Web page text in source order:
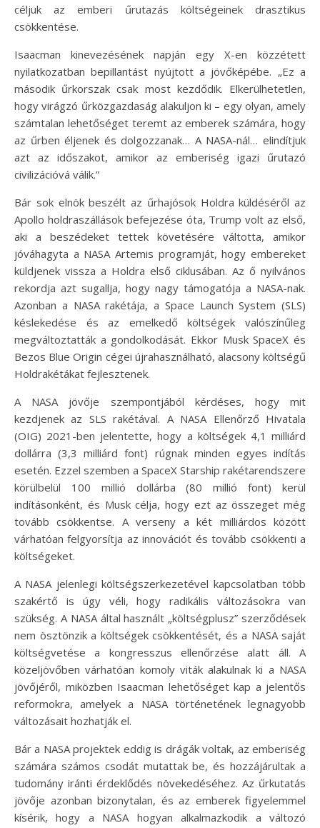
céljuk az emberi űrutazás költségeinek drasztikus
csökkentése.
Isaacman kinevezésének napján egy X-en közzétett
nyilatkozatban bepillantást nyújtott a jövőképébe. „Ez a
második űrkorszak csak most kezdődik. Elkerülhetetlen,
hogy virágzó űrközgazdaság alakuljon ki – egy olyan, amely
számtalan lehetőséget teremt az emberek számára, hogy
az űrben éljenek és dolgozzanak… A NASA-nál… elindítjuk
azt az időszakot, amikor az emberiség igazi űrutazó
civilizációvá válik.”
Bár sok elnök beszélt az űrhajósok Holdra küldéséről az
Apollo holdraszállások befejezése óta, Trump volt az első,
aki a beszédeket tettek követésére váltotta, amikor
jóváhagyta a NASA Artemis programját, hogy embereket
küldjenek vissza a Holdra első ciklusában. Az ő nyilvános
rekordja azt sugallja, hogy nagy támogatója a NASA-nak.
Azonban a NASA rakétája, a Space Launch System (SLS)
késlekedése és az emelkedő költségek valószínűleg
megváltoztatták a gondolkodását. Ekkor Musk SpaceX és
Bezos Blue Origin cégei újrahasználható, alacsony költségű
Holdrakétákat fejlesztenek.
A NASA jövője szempontjából kérdéses, hogy mit
kezdjenek az SLS rakétával. A NASA Ellenőrző Hivatala
(OIG) 2021-ben jelentette, hogy a költségek 4,1 milliárd
dollárra (3,3 milliárd font) rúgnak minden egyes indítás
esetén. Ezzel szemben a SpaceX Starship rakétarendszere
körülbelül 100 millió dollárba (80 millió font) kerül
indításonként, és Musk célja, hogy ezt az összeget még
tovább csökkentse. A verseny a két milliárdos között
várhatóan felgyorsítja az innovációt és tovább csökkenti a
költségeket.
A NASA jelenlegi költségszerkezetével kapcsolatban több
szakértő is úgy véli, hogy radikális változásokra van
szükség. A NASA által használt „költségplusz” szerződések
nem ösztönzik a költségek csökkentését, és a NASA saját
költségvetése a kongresszus ellenőrzése alatt áll. A
közeljövőben várhatóan komoly viták alakulnak ki a NASA
jövőjéről, miközben Isaacman lehetőséget kap a jelentős
reformokra, amelyek a NASA történetének legnagyobb
változásait hozhatják el.
Bár a NASA projektek eddig is drágák voltak, az emberiség
számára számos csodát mutattak be, és hozzájárultak a
tudomány iránti érdeklődés növekedéséhez. Az űrkutatás
jövője azonban bizonytalan, és az emberek figyelemmel
kísérik, hogy a NASA hogyan alkalmazkodik a változó